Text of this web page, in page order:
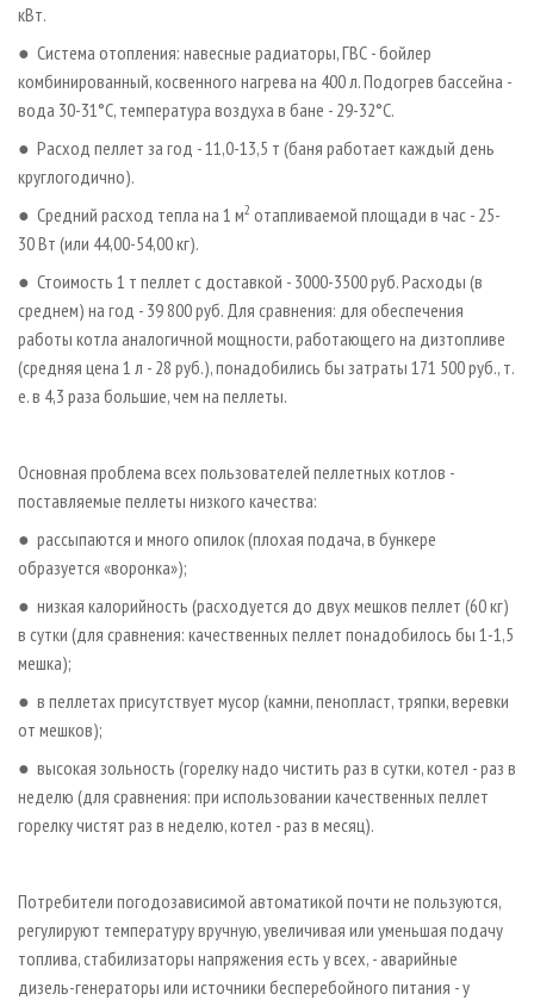
кВт.
● Система отопления: навесные радиаторы, ГВС - бойлер
комбинированный, косвенного нагрева на 400 л. Подогрев бассейна -
вода 30-31°С, температура воздуха в бане - 29-32°С.
● Расход пеллет за год - 11,0-13,5 т (баня работает каждый день
круглогодично).
● Средний расход тепла на 1 м2 отапливаемой площади в час - 25-
30 Вт (или 44,00-54,00 кг).
● Стоимость 1 т пеллет с доставкой - 3000-3500 руб. Расходы (в
среднем) на год - 39 800 руб. Для сравнения: для обеспечения
работы котла аналогичной мощности, работающего на дизтопливе
(средняя цена 1 л - 28 руб.), понадобились бы затраты 171 500 руб., т.
е. в 4,3 раза большие, чем на пеллеты.
Основная проблема всех пользователей пеллетных котлов -
поставляемые пеллеты низкого качества:
● рассыпаются и много опилок (плохая подача, в бункере
образуется «воронка»);
● низкая калорийность (расходуется до двух мешков пеллет (60 кг)
в сутки (для сравнения: качественных пеллет понадобилось бы 1-1,5
мешка);
● в пеллетах присутствует мусор (камни, пенопласт, тряпки, веревки
от мешков);
● высокая зольность (горелку надо чистить раз в сутки, котел - раз в
неделю (для сравнения: при использовании качественных пеллет
горелку чистят раз в неделю, котел - раз в месяц).
Потребители погодозависимой автоматикой почти не пользуются,
регулируют температуру вручную, увеличивая или уменьшая подачу
топлива, стабилизаторы напряжения есть у всех, - аварийные
дизель­-генераторы или источники бесперебойного питания - у